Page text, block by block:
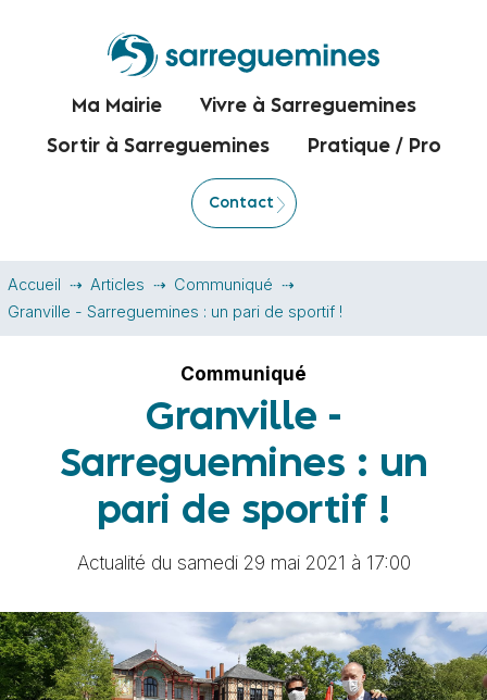
Ma Mairie Vivre à Sarreguemines
Sortir à Sarreguemines Pratique / Pro
Contact
Accueil Articles
Communiqué
Granville - Sarreguemines : un pari de sportif !
Communiqué
Granville -
Sarreguemines : un
pari de sportif !
Actualité du samedi 29 mai 2021 à 17:00